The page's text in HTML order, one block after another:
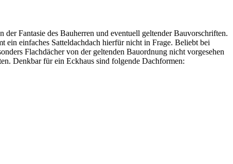
Fantasie des Bauherren und eventuell geltender Bauvorschriften.
ein einfaches Satteldachdach hierfür nicht in Frage. Beliebt bei
Flachdächer von der geltenden Bauordnung nicht vorgesehen
Denkbar für ein Eckhaus sind folgende Dachformen: